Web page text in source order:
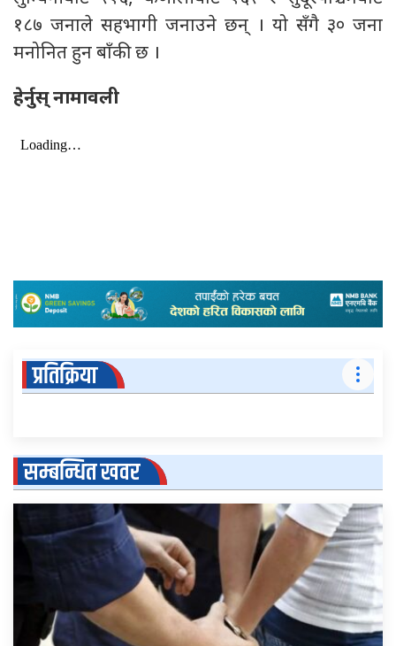
१८७ जनाले सहभागी जनाउने छन् । यो सँगै ३० जना
मनोनित हुन बाँकी छ ।
हेर्नुस् नामावली
प्रतिक्रिया
सम्बन्धित खवर